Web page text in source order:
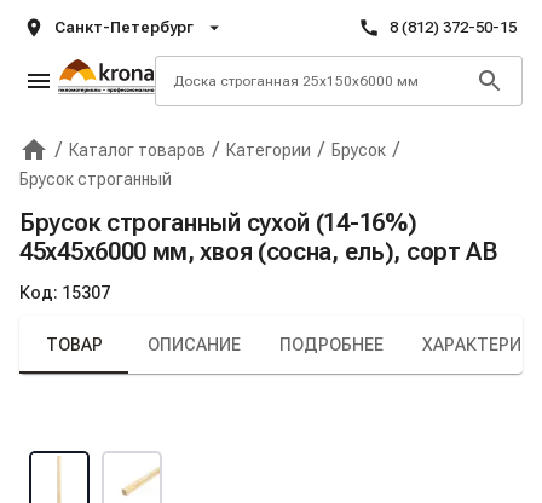
Санкт-Петербург 8 (812) 372-50-15
Главная
/ Каталог товаров / Категории / Брусок /
Брусок строганный
Брусок строганный сухой (14-16%)
45х45х6000 мм, хвоя (сосна, ель), сорт AB
Код: 15307
Крона
ТОВАР ОПИСАНИЕ ПОДРОБНЕЕ